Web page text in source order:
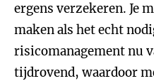
ergens verzekeren. Je
maken als het echt
risicomanagement nu
tijdrovend, waardoor